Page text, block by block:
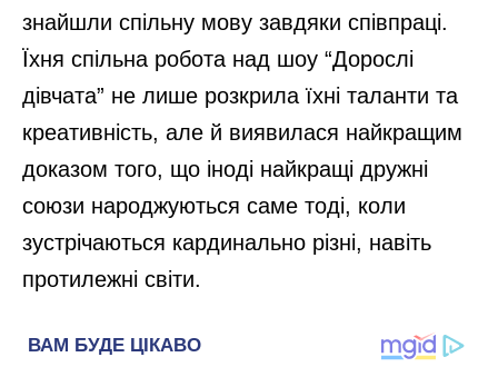
знайшли спільну мову завдяки співпраці.
Їхня спільна робота над шоу “Дорослі
дівчата” не лише розкрила їхні таланти та
креативність, але й виявилася найкращим
доказом того, що іноді найкращі дружні
союзи народжуються саме тоді, коли
зустрічаються кардинально різні, навіть
протилежні світи.